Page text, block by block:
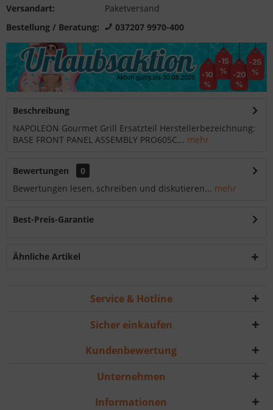
Versandart:
Paketversand
Bestellung / Beratung:
037207 9970-400
Beschreibung
NAPOLEON Gourmet Grill Ersatzteil Herstellerbezeichnung:
BASE FRONT PANEL ASSEMBLY PRO605C... mehr
Bewertungen
0
Bewertungen lesen, schreiben und diskutieren... mehr
Best-Preis-Garantie
Ähnliche Artikel
Service & Hotline
Sicher einkaufen
Kundenbewertung
Unternehmen
Informationen